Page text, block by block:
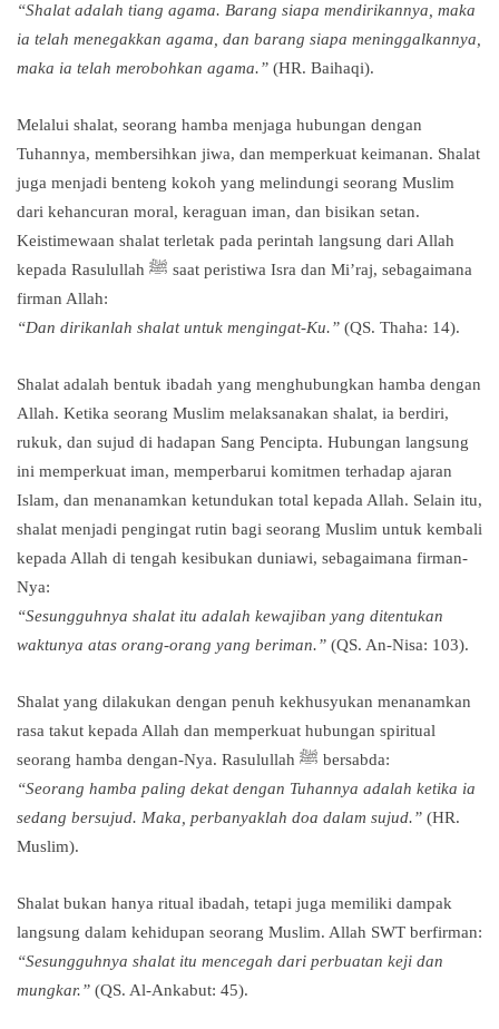
“Shalat adalah tiang agama. Barang siapa mendirikannya, maka
ia telah menegakkan agama, dan barang siapa meninggalkannya,
maka ia telah merobohkan agama.” (HR. Baihaqi).
Melalui shalat, seorang hamba menjaga hubungan dengan
Tuhannya, membersihkan jiwa, dan memperkuat keimanan. Shalat
juga menjadi benteng kokoh yang melindungi seorang Muslim
dari kehancuran moral, keraguan iman, dan bisikan setan.
Keistimewaan shalat terletak pada perintah langsung dari Allah
kepada Rasulullah ﷺ saat peristiwa Isra dan Mi’raj, sebagaimana
firman Allah:
“Dan dirikanlah shalat untuk mengingat-Ku.” (QS. Thaha: 14).
Shalat adalah bentuk ibadah yang menghubungkan hamba dengan
Allah. Ketika seorang Muslim melaksanakan shalat, ia berdiri,
rukuk, dan sujud di hadapan Sang Pencipta. Hubungan langsung
ini memperkuat iman, memperbarui komitmen terhadap ajaran
Islam, dan menanamkan ketundukan total kepada Allah. Selain itu,
shalat menjadi pengingat rutin bagi seorang Muslim untuk kembali
kepada Allah di tengah kesibukan duniawi, sebagaimana firman-
Nya:
“Sesungguhnya shalat itu adalah kewajiban yang ditentukan
waktunya atas orang-orang yang beriman.” (QS. An-Nisa: 103).
Shalat yang dilakukan dengan penuh kekhusyukan menanamkan
rasa takut kepada Allah dan memperkuat hubungan spiritual
seorang hamba dengan-Nya. Rasulullah ﷺ bersabda:
“Seorang hamba paling dekat dengan Tuhannya adalah ketika ia
sedang bersujud. Maka, perbanyaklah doa dalam sujud.” (HR.
Muslim).
Shalat bukan hanya ritual ibadah, tetapi juga memiliki dampak
langsung dalam kehidupan seorang Muslim. Allah SWT berfirman:
“Sesungguhnya shalat itu mencegah dari perbuatan keji dan
mungkar.” (QS. Al-Ankabut: 45).